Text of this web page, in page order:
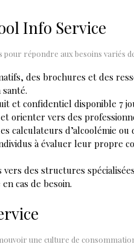
Info Service
répondre aux besoins variés
des brochures et des
et confidentiel disponible 7
orienter vers des
calculateurs d’alcoolémie ou
à évaluer leur propre
vers des structures
cas de besoin.
une culture de